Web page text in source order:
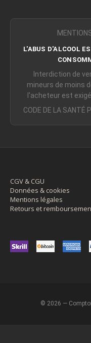
L'ABUS D'ALCOOL
Interdiction de
mineurs de moins
l'acheteur est
CODE DE LA SANTÉ
CGV & CGU
Données & cookies
Mentions légales
Retours et
© 2026 —